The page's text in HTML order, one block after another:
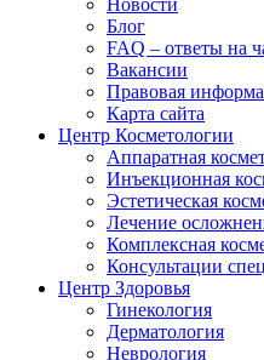
Новости
Блог
FAQ – ответы на
Вакансии
Правовая
Карта сайта
Центр Косметологии
Аппаратная
Инъекционная
Эстетическая
Лечение
Комплексная
Консультации
Центр Здоровья
Гинекология
Дерматология
Неврология